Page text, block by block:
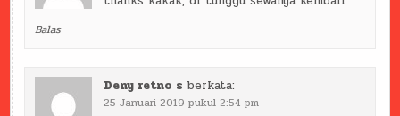
Balas
Deny retno s berkata:
25 Januari 2019 pukul 2:54 pm